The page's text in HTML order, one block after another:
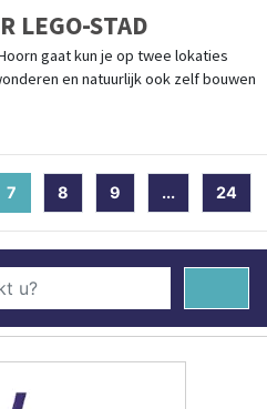
LEGO-STAD
gaat kun je op twee lokaties
en natuurlijk ook zelf bouwen
7 (current)
8 9 ... 24